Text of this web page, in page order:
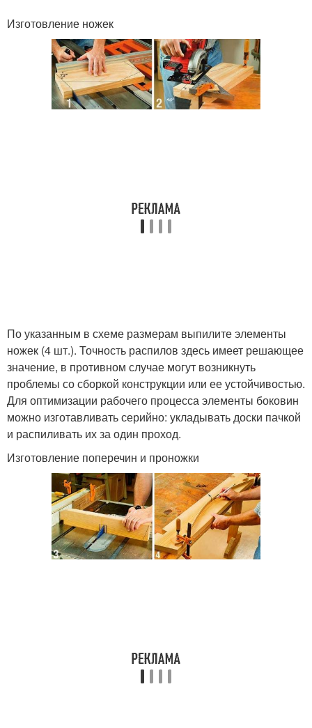
Изготовление ножек
По указанным в схеме размерам выпилите элементы
ножек (4 шт.). Точность распилов здесь имеет решающее
значение, в противном случае могут возникнуть
проблемы со сборкой конструкции или ее устойчивостью.
Для оптимизации рабочего процесса элементы боковин
можно изготавливать серийно: укладывать доски пачкой
и распиливать их за один проход.
Изготовление поперечин и проножки